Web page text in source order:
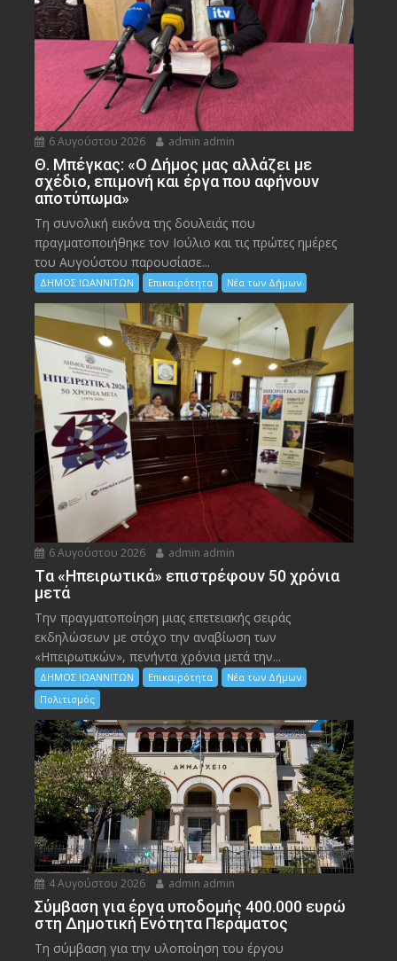
6 Αυγούστου 2026 admin admin
Θ. Μπέγκας: «Ο Δήμος μας αλλάζει με
σχέδιο, επιμονή και έργα που αφήνουν
αποτύπωμα»
Τη συνολική εικόνα της δουλειάς που
πραγματοποιήθηκε τον Ιούλιο και τις πρώτες ημέρες
του Αυγούστου παρουσίασε...
ΔΗΜΟΣ ΙΩΑΝΝΙΤΩΝ Επικαιρότητα Νέα των Δήμων
6 Αυγούστου 2026 admin admin
Tα «Ηπειρωτικά» επιστρέφουν 50 χρόνια
μετά
Την πραγματοποίηση μιας επετειακής σειράς
εκδηλώσεων με στόχο την αναβίωση των
«Ηπειρωτικών», πενήντα χρόνια μετά την...
ΔΗΜΟΣ ΙΩΑΝΝΙΤΩΝ Επικαιρότητα
Νέα των Δήμων
Πολιτισμός
4 Αυγούστου 2026 admin admin
Σύμβαση για έργα υποδομής 400.000 ευρώ
στη Δημοτική Ενότητα Περάματος
Τη σύμβαση για την υλοποίηση του έργου